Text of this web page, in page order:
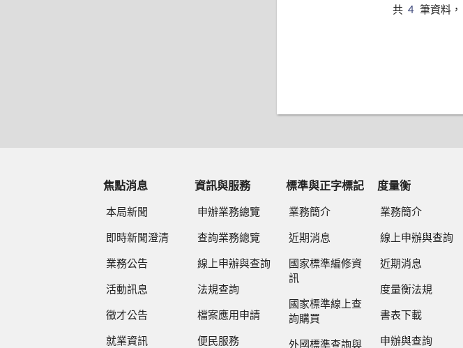
共 4 筆資料，
焦點消息
本局新聞
即時新聞澄清
業務公告
活動訊息
徵才公告
就業資訊
資訊與服務
申辦業務總覽
查詢業務總覽
線上申辦與查詢
法規查詢
檔案應用申請
便民服務
標準與正字標記
業務簡介
近期消息
國家標準編修資
訊
國家標準線上查
詢購買
外國標準查詢與
度量衡
業務簡介
線上申辦與查詢
近期消息
度量衡法規
書表下載
申辦與查詢